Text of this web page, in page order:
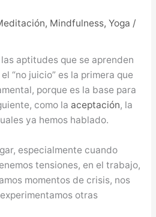
, Mindfulness, Yoga /
aptitudes que se aprenden
el “no juicio” es la primera que
porque es la base para
como la aceptación, la
ya hemos hablado.
especialmente cuando
tensiones, en el trabajo,
momentos de crisis, nos
otras